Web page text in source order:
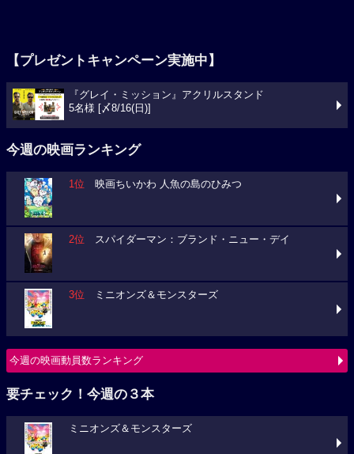
【プレゼントキャンペーン実施中】
『グレイ・ミッション』アクリルスタンド
5名様 [〆8/16(日)]
今週の映画ランキング
1位 映画ちいかわ 人魚の島のひみつ
2位 スパイダーマン：ブランド・ニュー・デイ
3位 ミニオンズ＆モンスターズ
今週の映画動員数ランキング
要チェック！今週の３本
ミニオンズ＆モンスターズ